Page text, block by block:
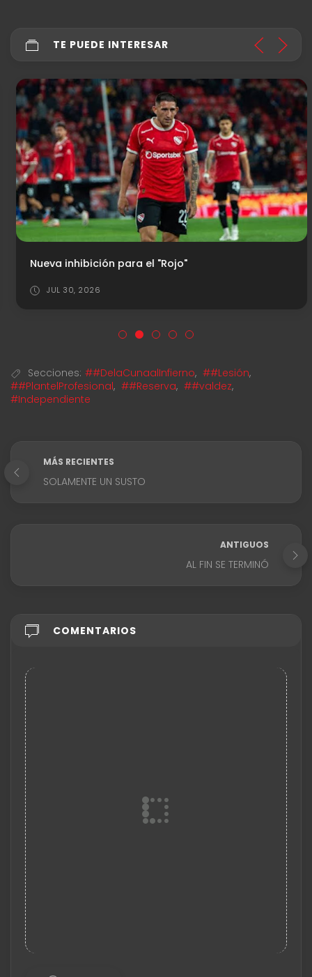
TE PUEDE INTERESAR
Nueva inhibición para el "Rojo"
JUL 30, 2026
Secciones: ##DelaCunaalInfierno, ##Lesión,
##PlantelProfesional, ##Reserva, ##valdez,
#Independiente
MÁS RECIENTES
SOLAMENTE UN SUSTO
ANTIGUOS
AL FIN SE TERMINÓ
COMENTARIOS